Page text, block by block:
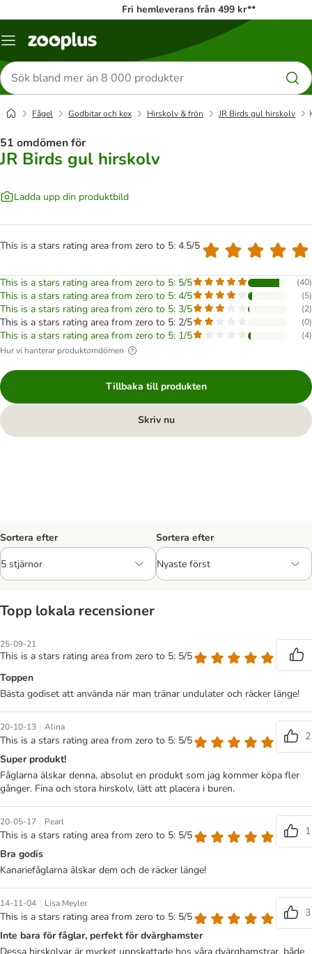
Fri hemleverans från 499 kr**
Katalogmeny
Sök
efter
produkter
Fågel Godbitar och kex Hirskolv & frön JR Birds gul hirskolv
51 omdömen för
JR Birds gul hirskolv
Ladda upp din produktbild
This is a stars rating area from zero to 5: 4.5/5
This is a stars rating area from zero to 5: 5/5 (40)
This is a stars rating area from zero to 5: 4/5 (5)
This is a stars rating area from zero to 5: 3/5 (2)
This is a stars rating area from zero to 5: 2/5 (0)
This is a stars rating area from zero to 5: 1/5 (4)
Hur vi hanterar produktomdömen
Tillbaka till produkten
Skriv nu
Sortera efter Sortera efter
Topp lokala recensioner
25-09-21
This is a stars rating area from zero to 5: 5/5
Toppen
Bästa godiset att använda när man tränar undulater och räcker länge!
20-10-13 | Alina
This is a stars rating area from zero to 5: 5/5
2
Super produkt!
Fåglarna älskar denna, absolut en produkt som jag kommer köpa fler
gånger. Fina och stora hirskolv, lätt att placera i buren.
20-05-17 | Pearl
This is a stars rating area from zero to 5: 5/5
1
Bra godis
Kanariefåglarna älskar dem och de räcker länge!
14-11-04 | Lisa Meyler
This is a stars rating area from zero to 5: 5/5
3
Inte bara för fåglar, perfekt för dvärghamster